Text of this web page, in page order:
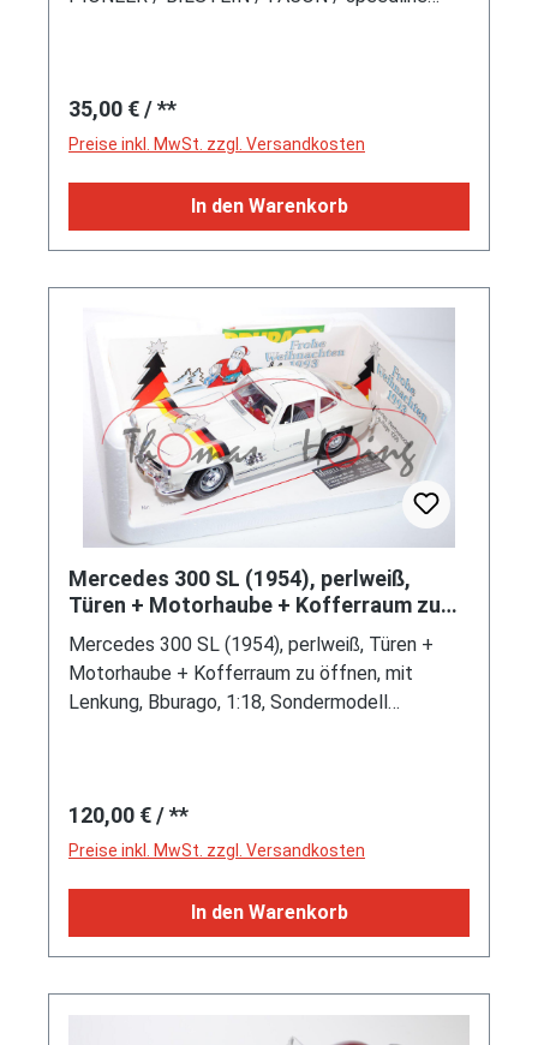
Regulärer Preis:
35,00 €/ **
Preise inkl. MwSt. zzgl. Versandkosten
In den Warenkorb
Mercedes 300 SL (1954), perlweiß,
Türen + Motorhaube + Kofferraum zu
öffnen, mit Lenkung, Bburago, 1
Mercedes 300 SL (1954), perlweiß, Türen +
Motorhaube + Kofferraum zu öffnen, mit
Lenkung, Bburago, 1:18, Sondermodell
Regulärer Preis:
120,00 €/ **
Preise inkl. MwSt. zzgl. Versandkosten
In den Warenkorb